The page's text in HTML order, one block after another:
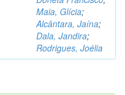
Maia, Glícia;
Alcântara, Jaína;
Dala, Jandira;
Rodrigues, Joélia